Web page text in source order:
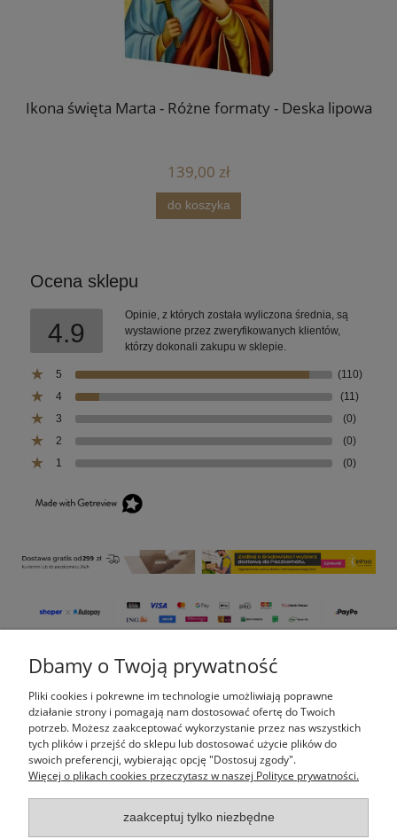
Ikona święta Marta - Różne formaty - Deska lipowa
139,00 zł
do koszyka
Ocena sklepu
4.9
Opinie, z których została wyliczona średnia, są
wystawione przez zweryfikowanych klientów,
którzy dokonali zakupu w sklepie.
5
(110)
4
(11)
3
(0)
2
(0)
1
(0)
Pomoc
Moje konto
Płatności i dostawa
Informacje
Dbamy o Twoją prywatność
Pliki cookies i pokrewne im technologie umożliwiają poprawne
działanie strony i pomagają nam dostosować ofertę do Twoich
potrzeb. Możesz zaakceptować wykorzystanie przez nas wszystkich
tych plików i przejść do sklepu lub dostosować użycie plików do
swoich preferencji, wybierając opcję "Dostosuj zgody".
Więcej o plikach cookies przeczytasz w naszej Polityce prywatności.
zaakceptuj tylko niezbędne